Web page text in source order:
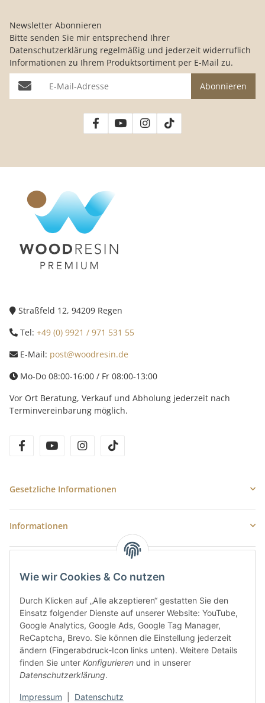
Wie wir Cookies & Co nutzen
Durch Klicken auf „Alle akzeptieren“ gestatten Sie den
Einsatz folgender Dienste auf unserer Website: YouTube,
Google Analytics, Google Ads, Google Tag Manager,
ReCaptcha, Brevo. Sie können die Einstellung jederzeit
ändern (Fingerabdruck-Icon links unten). Weitere Details
finden Sie unter Konfigurieren und in unserer
Datenschutzerklärung.
Impressum Datenschutz
Newsletter Abonnieren
Bitte senden Sie mir entsprechend Ihrer
Datenschutzerklärung regelmäßig und jederzeit widerruflich
Informationen zu Ihrem Produktsortiment per E-Mail zu.
E-Mail-Adresse Abonnieren
Straßfeld 12, 94209 Regen
Tel: +49 (0) 9921 / 971 531 55
E-Mail: post@woodresin.de
Mo-Do 08:00-16:00 / Fr 08:00-13:00
Vor Ort Beratung, Verkauf und Abholung jederzeit nach
Terminvereinbarung möglich.
facebookyoutube instagram
Gesetzliche Informationen
Informationen
Newsletter Abonnieren
E-Mail-Adresse
Bitte senden Sie mir entsprechend IhrerDatenschutzerklärung regelmäßig
und jederzeit widerruflich Informationen zu Ihrem Produktsortiment per E-
Mail zu.
Newsletter abonnieren und 5 € Rabatt-Guschein erhalten.
Für Ihren nächsten Einkauf in unserem WOODResin-Shop.
Den Gutschein erhalten Sie per Email nach der erfolgreichen